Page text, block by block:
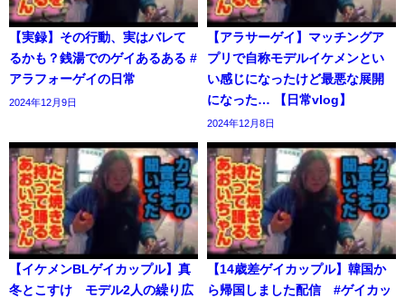
【実録】その行動、実はバレて
るかも？銭湯でのゲイあるある #
アラフォーゲイの日常
2024年12月9日
【アラサーゲイ】マッチングア
プリで自称モデルイケメンとい
い感じになったけど最悪な展開
になった… 【日常vlog】
2024年12月8日
【イケメンBLゲイカップル】真
冬とこすけ モデル2人の繰り広
【14歳差ゲイカップル】韓国か
ら帰国しました配信 #ゲイカッ